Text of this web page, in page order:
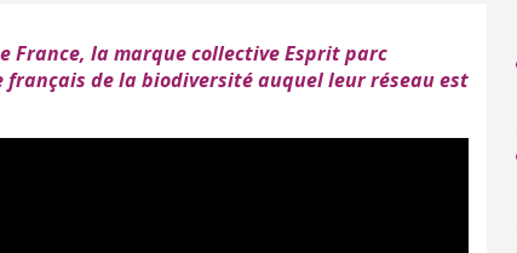
France, la marque collective Esprit parc
de la biodiversité auquel leur réseau est